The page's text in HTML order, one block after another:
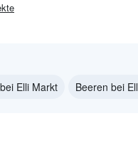
Elli Markt Beeren bei